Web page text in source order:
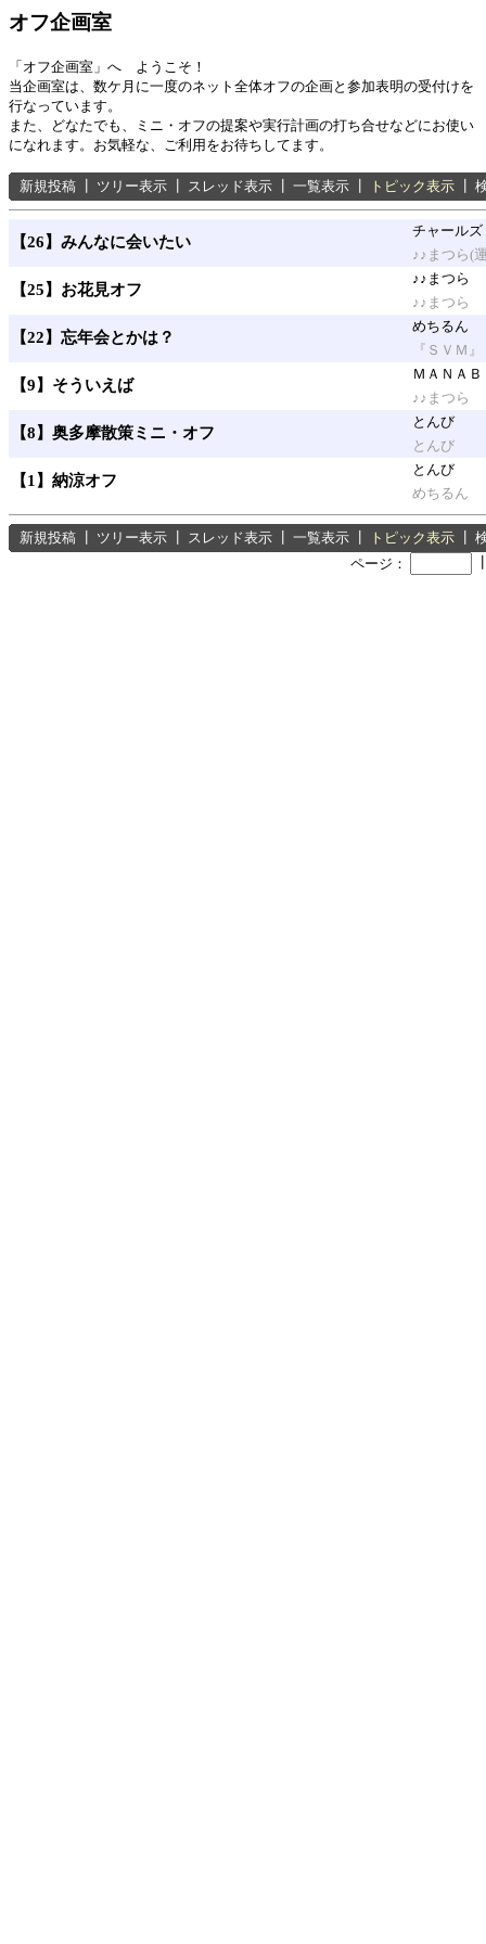
オフ企画室
「オフ企画室」へ ようこそ！
当企画室は、数ケ月に一度のネット全体オフの企画と参加表明の受付けを
行なっています。
また、どなたでも、ミニ・オフの提案や実行計画の打ち合せなどにお使い
になれます。お気軽な、ご利用をお待ちしてます。
新規投稿 ツリー表示 スレッド表示 一覧表示 トピック表示
【26】みんなに会いたい
チャールズ
♪♪まつら(
【25】お花見オフ
♪♪まつら
♪♪まつら
【22】忘年会とかは？
めちるん
『ＳＶＭ』
【9】そういえば
ＭＡＮＡＢ
♪♪まつら
【8】奥多摩散策ミニ・オフ
とんび
とんび
【1】納涼オフ
とんび
めちるん
新規投稿 ツリー表示 スレッド表示 一覧表示 トピック表示
ページ：